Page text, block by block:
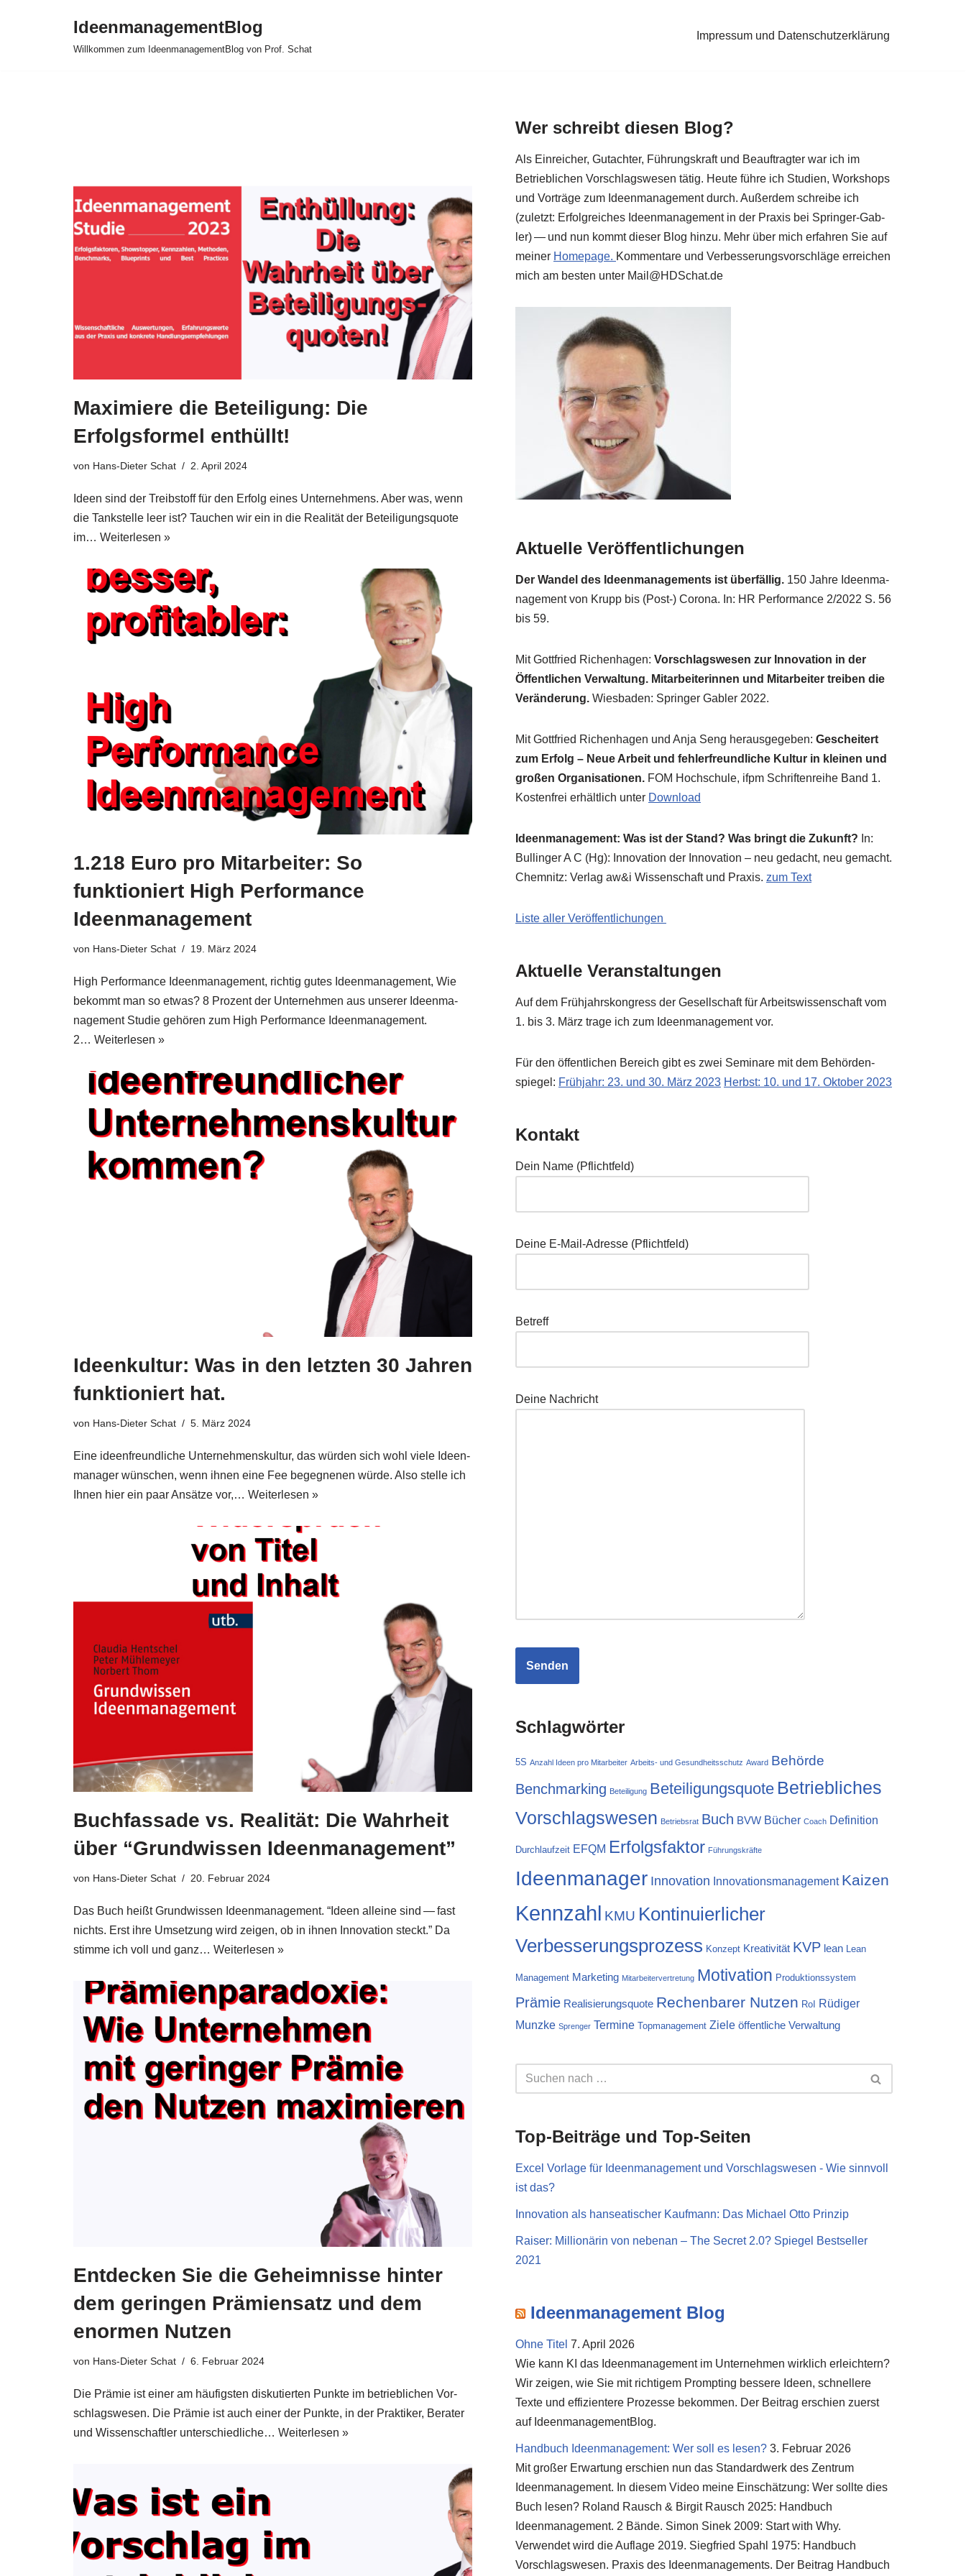
IdeenmanagementBlog
Willkommen zum IdeenmanagementBlog von Prof. Schat
Impressum und Datenschutzerklärung
Maximiere die Beteiligung: Die
Erfolgsformel enthüllt!
von Hans-Dieter Schat 2. April 2024
Ideen sind der Treib­stoff für den Erfolg eines Unter­neh­mens. Aber was, wenn
die Tank­stel­le leer ist? Tau­chen wir ein in die Rea­li­tät der Betei­li­gungs­quo­te
im… Wei­ter­le­sen »
1.218 Euro pro Mitarbeiter: So
funktioniert High Performance
Ideenmanagement
von Hans-Dieter Schat 19. März 2024
High Per­for­mance Ideen­ma­nage­ment, rich­tig gutes Ideen­ma­nage­ment, Wie
bekommt man so etwas? 8 Pro­zent der Unter­neh­men aus unse­rer Ideen­ma­
nage­ment Stu­die gehö­ren zum High Per­for­mance Ideen­ma­nage­ment.
2… Wei­ter­le­sen »
Ideenkultur: Was in den letzten 30 Jahren
funktioniert hat.
von Hans-Dieter Schat 5. März 2024
Eine ideen­freund­li­che Unter­neh­mens­kul­tur, das wür­den sich wohl vie­le Ideen­
ma­na­ger wün­schen, wenn ihnen eine Fee begeg­ne­n­en wür­de. Also stel­le ich
Ihnen hier ein paar Ansät­ze vor,… Wei­ter­le­sen »
Buchfassade vs. Realität: Die Wahrheit
über “Grundwissen Ideenmanagement”
von Hans-Dieter Schat 20. Februar 2024
Das Buch heißt Grund­wis­sen Ideen­ma­nage­ment. “Ideen allei­ne sind — fast
nichts. Erst ihre Umset­zung wird zei­gen, ob in ihnen Inno­va­ti­on steckt.” Da
stim­me ich voll und ganz… Wei­ter­le­sen »
Entdecken Sie die Geheimnisse hinter
dem geringen Prämiensatz und dem
enormen Nutzen
von Hans-Dieter Schat 6. Februar 2024
Die Prä­mie ist einer am häu­fig­sten dis­ku­tier­ten Punk­te im betrieb­li­chen Vor­
schlags­we­sen. Die Prä­mie ist auch einer der Punk­te, in der Prak­ti­ker, Bera­ter
und Wis­sen­schaft­ler unter­schied­li­che… Wei­ter­le­sen »
Wer schreibt diesen Blog?
Als Ein­rei­cher, Gut­ach­ter, Füh­rungs­kraft und Beauf­trag­ter war ich im
Betrieb­li­chen Vor­schlags­we­sen tätig. Heu­te füh­re ich Stu­di­en, Work­shops
und Vor­trä­ge zum Ideen­ma­nage­ment durch. Außer­dem schrei­be ich
(zuletzt: Erfolg­rei­ches Ideen­ma­nage­ment in der Pra­xis bei Sprin­ger-Gab­
ler) — und nun kommt die­ser Blog hin­zu. Mehr über mich erfah­ren Sie auf
mei­ner Home­page. Kom­men­ta­re und Ver­bes­se­rungs­vor­schlä­ge errei­chen
mich am besten unter Mail@​HDSchat.​de
Aktuelle Veröffentlichungen
Der Wan­del des Ideen­ma­nage­ments ist über­fäl­lig. 150 Jah­re Ideen­ma­
nage­ment von Krupp bis (Post-) Coro­na. In: HR Per­for­mance 2/​2022 S. 56
bis 59.
Mit Gott­fried Richen­ha­gen: Vor­schlags­we­sen zur Inno­va­ti­on in der
Öffent­li­chen Ver­wal­tung. Mit­ar­bei­te­rin­nen und Mit­ar­bei­ter trei­ben die
Ver­än­de­rung. Wies­ba­den: Sprin­ger Gab­ler 2022.
Mit Gott­fried Richen­ha­gen und Anja Seng her­aus­ge­ge­ben: Geschei­tert
zum Erfolg – Neue Arbeit und feh­ler­freund­li­che Kul­tur in klei­nen und
gro­ßen Orga­ni­sa­tio­nen. FOM Hoch­schu­le, ifpm Schrif­ten­rei­he Band 1.
Kosten­frei erhält­lich unter Down­load
Ideen­ma­nage­ment: Was ist der Stand? Was bringt die Zukunft? In:
Bul­lin­ger A C (Hg): Inno­va­ti­on der Inno­va­ti­on – neu gedacht, neu gemacht.
Chem­nitz: Ver­lag aw&i Wis­sen­schaft und Pra­xis. zum Text
Liste aller Veröffentlichungen
Aktuelle Veranstaltungen
Auf dem Früh­jahrs­kon­gress der Gesell­schaft für Arbeits­wis­sen­schaft vom
1. bis 3. März tra­ge ich zum Ideen­ma­nage­ment vor.
Für den öffent­li­chen Bereich gibt es zwei Semi­na­re mit dem Behör­den­
spie­gel: Früh­jahr: 23. und 30. März 2023 Herbst: 10. und 17. Okto­ber 2023
Kontakt
Dein Name (Pflicht­feld)
Dei­ne E‑Mail-Adres­se (Pflicht­feld)
Betreff
Dei­ne Nachricht
Schlagwörter
5S Anzahl Ideen pro Mitarbeiter Arbeits- und Gesundheitsschutz Award Behörde
Benchmarking Beteiligung Beteiligungsquote Betriebliches
Vorschlagswesen Betriebsrat Buch BVW Bücher Coach Definition
Durchlaufzeit EFQM Erfolgsfaktor Führungskräfte
Ideenmanager Innovation Innovationsmanagement Kaizen
Kennzahl KMU Kontinuierlicher
Verbesserungsprozess Konzept Kreativität KVP lean Lean
Management Marketing Mitarbeitervertretung Motivation Produktionssystem
Prämie Realisierungsquote Rechenbarer Nutzen RoI Rüdiger
Munzke Sprenger Termine Topmanagement Ziele öffentliche Verwaltung
Top-Beiträge und Top-Seiten
Excel Vorlage für Ideenmanagement und Vorschlagswesen - Wie sinnvoll
ist das?
Innovation als hanseatischer Kaufmann: Das Michael Otto Prinzip
Raiser: Millionärin von nebenan – The Secret 2.0? Spiegel Bestseller
2021
Ideenmanagement Blog
Ohne Titel 7. April 2026
Wie kann KI das Ideenmanagement im Unternehmen wirklich erleichtern?
Wir zeigen, wie Sie mit richtigem Prompting bessere Ideen, schnellere
Texte und effizientere Prozesse bekommen. Der Beitrag erschien zuerst
auf IdeenmanagementBlog.
Handbuch Ideenmanagement: Wer soll es lesen? 3. Februar 2026
Mit großer Erwartung erschien nun das Standardwerk des Zentrum
Ideenmanagement. In diesem Video meine Einschätzung: Wer sollte dies
Buch lesen? Roland Rausch & Birgit Rausch 2025: Handbuch
Ideenmanagement. 2 Bände. Simon Sinek 2009: Start with Why.
Verwendet wird die Auflage 2019. Siegfried Spahl 1975: Handbuch
Vorschlagswesen. Praxis des Ideenmanagements. Der Beitrag Handbuch